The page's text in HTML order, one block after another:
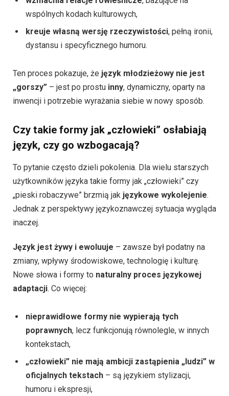
wspólnych kodach kulturowych,
kreuje własną wersję rzeczywistości, pełną ironii,
dystansu i specyficznego humoru.
Ten proces pokazuje, że język młodzieżowy nie jest
„gorszy” – jest po prostu inny, dynamiczny, oparty na
inwencji i potrzebie wyrażania siebie w nowy sposób.
Czy takie formy jak „człowieki” osłabiają
język, czy go wzbogacają?
To pytanie często dzieli pokolenia. Dla wielu starszych
użytkowników języka takie formy jak „człowieki” czy
„pieski robaczywe” brzmią jak językowe wykolejenie.
Jednak z perspektywy językoznawczej sytuacja wygląda
inaczej.
Język jest żywy i ewoluuje – zawsze był podatny na
zmiany, wpływy środowiskowe, technologię i kulturę.
Nowe słowa i formy to naturalny proces językowej
adaptacji. Co więcej:
nieprawidłowe formy nie wypierają tych
poprawnych, lecz funkcjonują równolegle, w innych
kontekstach,
„człowieki” nie mają ambicji zastąpienia „ludzi” w
oficjalnych tekstach – są językiem stylizacji,
humoru i ekspresji,